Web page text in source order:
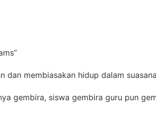
dan membiasakan hidup dalam
gembira, siswa gembira guru pun